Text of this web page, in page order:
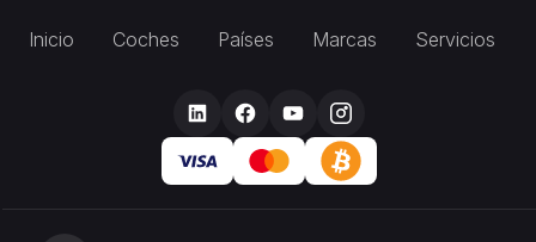
Inicio Coches Países Marcas Servicios